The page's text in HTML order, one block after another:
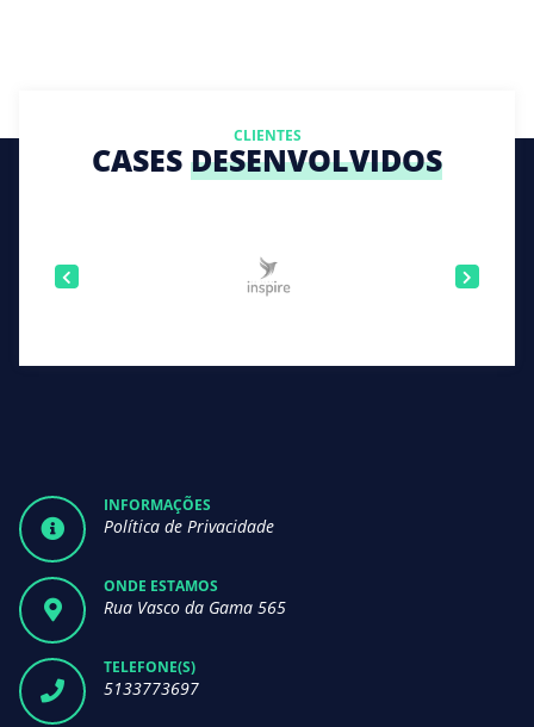
CLIENTES
CASES DESENVOLVIDOS
INFORMAÇÕES
Política de Privacidade
ONDE ESTAMOS
Rua Vasco da Gama 565
TELEFONE(S)
5133773697